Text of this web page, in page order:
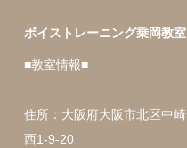
ボイストレーニング乗岡教室
■教室情報■
住所：大阪府大阪市北区中崎
西1-9-20